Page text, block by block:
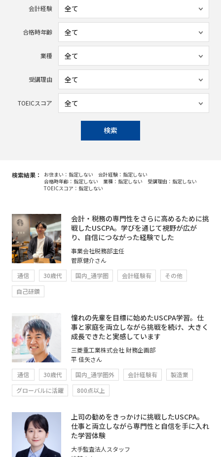
会計経験
合格時年齢
業種
受講理由
TOEICスコア
検索
検索結果： お住まい：指定しない
会計経験：指定しない
合格時年齢：指定しない
業種：指定しない
受講理由：指定しない
TOEICスコア：指定しない
会計・税務の専門性をさらに高めるために挑
戦したUSCPA。学びを通じて視野が広が
り、自信につながった経験でした
事業会社税務部主任
菅原健介さん
通信
30歳代 国内_通学圏 会計経験有
その他
自己研鑽
憧れの先輩を目標に始めたUSCPA学習。仕
事と家庭を両立しながら挑戦を続け、大きく
成長できたと実感しています
三菱重工業株式会社 財務企画部
平 佳矢さん
通信
30歳代 国内_通学圏外 会計経験有
製造業
グローバルに活躍
800点以上
上司の勧めをきっかけに挑戦したUSCPA。
仕事と両立しながら専門性と自信を手に入れ
た学習体験
大手監査法人スタッフ